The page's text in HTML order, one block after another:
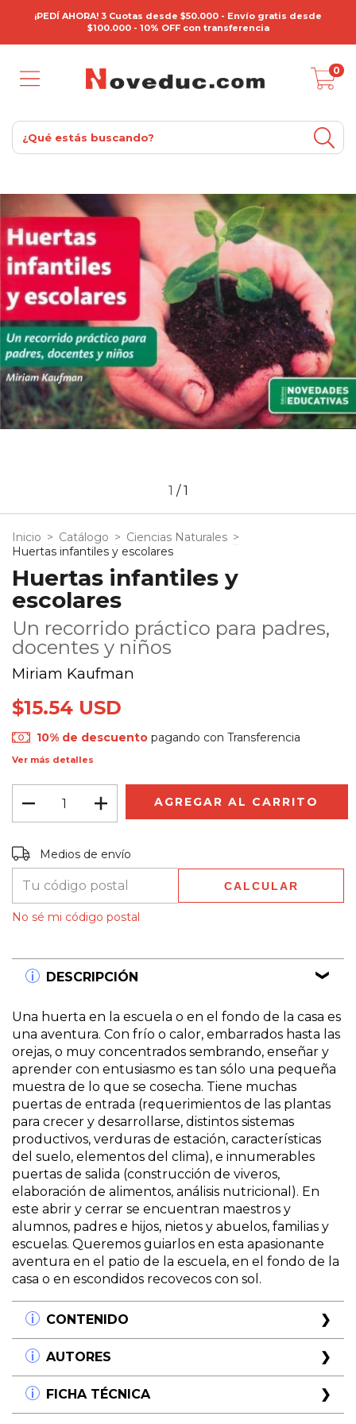
¡PEDÍ AHORA! 3 Cuotas desde $50.000 - Envío gratis desde
$100.000 - 10% OFF con transferencia
0
1 /1
Inicio > Catálogo > Ciencias Naturales >
Huertas infantiles y escolares
Huertas infantiles y
escolares
Un recorrido práctico para padres,
docentes y niños
Miriam Kaufman
$15.54 USD
10% de descuento pagando con Transferencia
Ver más detalles
Entregas para el CP:
Medios de envío
CALCULAR
No sé mi código postal
DESCRIPCIÓN
Una huerta en la escuela o en el fondo de la casa es
una aventura. Con frío o calor, embarrados hasta las
orejas, o muy concentrados sembrando, enseñar y
aprender con entusiasmo es tan sólo una pequeña
muestra de lo que se cosecha. Tiene muchas
puertas de entrada (requerimientos de las plantas
para crecer y desarrollarse, distintos sistemas
productivos, verduras de estación, características
del suelo, elementos del clima), e innumerables
puertas de salida (construcción de viveros,
elaboración de alimentos, análisis nutricional). En
este abrir y cerrar se encuentran maestros y
alumnos, padres e hijos, nietos y abuelos, familias y
escuelas. Queremos guiarlos en esta apasionante
aventura en el patio de la escuela, en el fondo de la
casa o en escondidos recovecos con sol.
CONTENIDO
Primera Parte Cada cual atiende su huerta
¿Se aprende investigando en una huerta?
Hortelano, a tu huerta
AUTORES
Miriam Kaufman
Ingeniera agrónoma (UBA). Realizó sus estudios
FICHA TÉCNICA